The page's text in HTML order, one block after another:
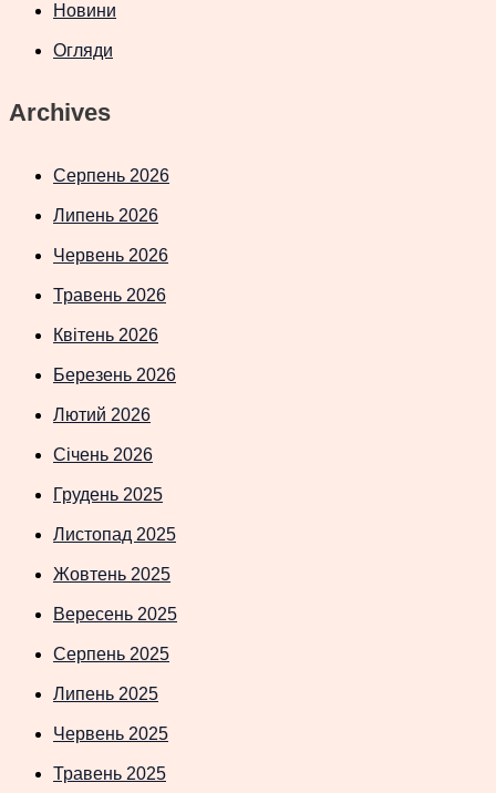
Новини
Огляди
Archives
Серпень 2026
Липень 2026
Червень 2026
Травень 2026
Квітень 2026
Березень 2026
Лютий 2026
Січень 2026
Грудень 2025
Листопад 2025
Жовтень 2025
Вересень 2025
Серпень 2025
Липень 2025
Червень 2025
Травень 2025